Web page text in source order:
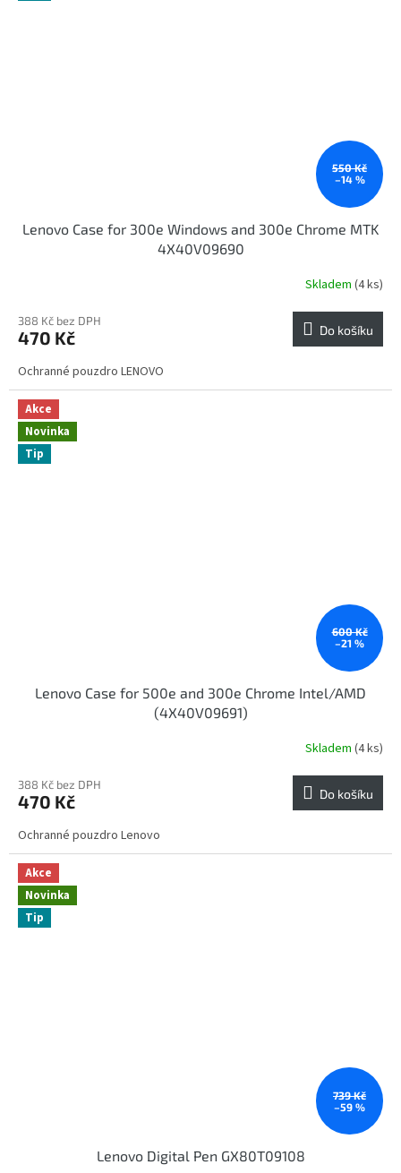
550 Kč
–14 %
Lenovo Case for 300e Windows and 300e Chrome MTK
4X40V09690
Skladem (4 ks)
388 Kč bez DPH
470 Kč Do košíku
Ochranné pouzdro LENOVO
Akce
Novinka
Tip
600 Kč
–21 %
Lenovo Case for 500e and 300e Chrome Intel/AMD
(4X40V09691)
Skladem (4 ks)
388 Kč bez DPH
470 Kč Do košíku
Ochranné pouzdro Lenovo
Akce
Novinka
Tip
739 Kč
–59 %
Lenovo Digital Pen GX80T09108